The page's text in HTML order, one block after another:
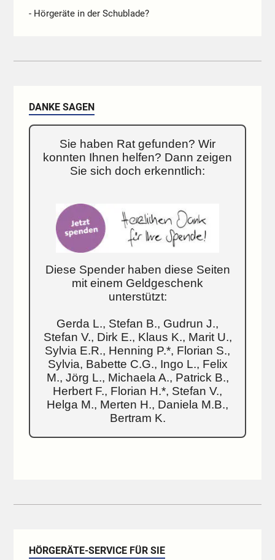
- Hörgeräte in der Schublade?
DANKE SAGEN
Sie haben Rat gefunden? Wir
konnten Ihnen helfen? Dann zeigen
Sie sich doch erkenntlich:
Diese Spender haben diese Seiten
mit einem Geldgeschenk
unterstützt:
Gerda L., Stefan B., Gudrun J.,
Stefan V., Dirk E., Klaus K., Marit U.,
Sylvia E.R., Henning P.*, Florian S.,
Sylvia, Babette C.G., Ingo L., Felix
M., Jörg L., Michaela A., Patrick B.,
Herbert F., Florian H.*, Stefan V.,
Helga M., Merten H., Daniela M.B.,
Bertram K.
HÖRGERÄTE-SERVICE FÜR SIE